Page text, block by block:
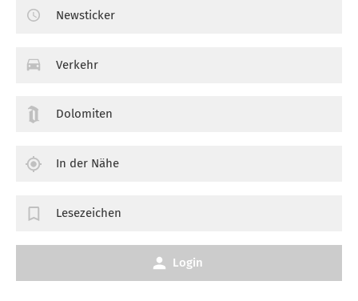
Newsticker
Verkehr
Dolomiten
In der Nähe
Lesezeichen
Login